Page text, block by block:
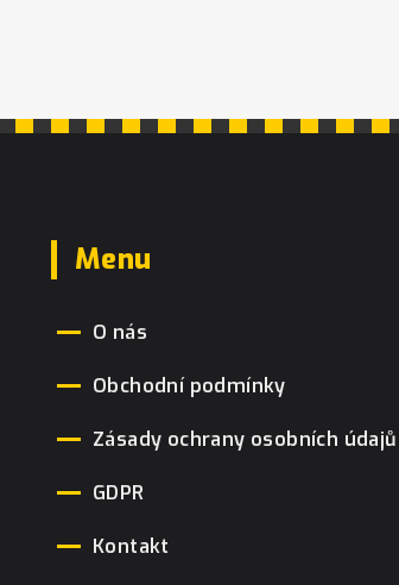
Menu
O nás
Obchodní podmínky
Zásady ochrany osobních údajů
GDPR
Kontakt